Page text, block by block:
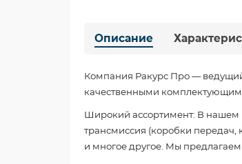
Описание
Компания Ракурс Про —
качественными
Широкий ассортимент: В нашем
трансмиссия (коробки передач,
и многое другое. Мы